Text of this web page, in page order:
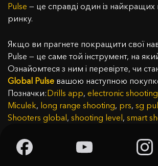
Pulse — це справді один із найкращих
ринку.
Якщо ви прагнете покращити свої
Pulse — це саме той інструмент, на
Ознайомтеся з ним і перевірте, чи
Global Pulse вашою наступною
Позначки:Drills app, electronic
Miculek, long range shooting, prs, sg
Shooters global, shooting level, smart